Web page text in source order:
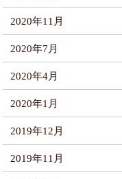
2020年11月
2020年7月
2020年4月
2020年1月
2019年12月
2019年11月